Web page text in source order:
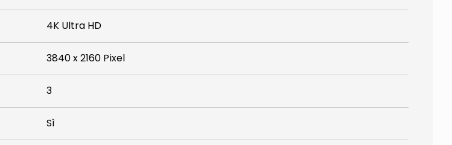
4K Ultra HD
3840 x 2160 Pixel
3
Sì